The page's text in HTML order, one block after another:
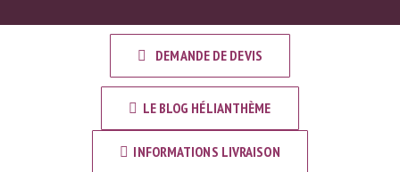
DEMANDE DE DEVIS
LE BLOG HÉLIANTHÈME
INFORMATIONS LIVRAISON